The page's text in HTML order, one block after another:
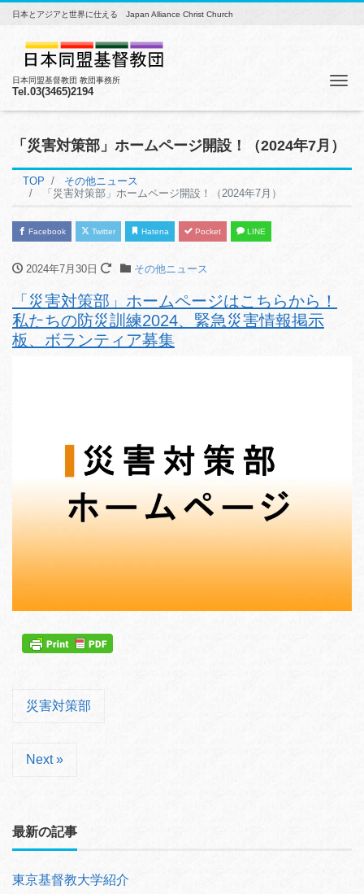
日本とアジアと世界に仕える Japan Alliance Christ Church
日本同盟基督教団 教団事務所
Tel.03(3465)2194
「災害対策部」ホームページ開設！（2024年7月）
TOP
その他ニュース
「災害対策部」ホームページ開設！（2024年7月）
Facebook Twitter Hatena Pocket LINE
2024年7月30日 その他ニュース
「災害対策部」ホームページはこちらから！
私たちの防災訓練2024、緊急災害情報掲示
板、ボランティア募集
災害対策部
Next »
最新の記事
東京基督教大学紹介